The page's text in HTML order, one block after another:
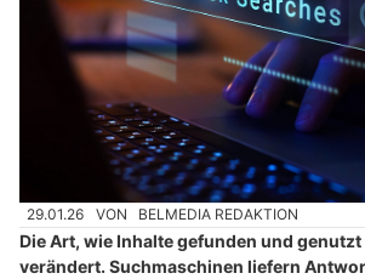
29.01.26 VON BELMEDIA REDAKTION
Die Art, wie Inhalte gefunden und
verändert. Suchmaschinen liefern